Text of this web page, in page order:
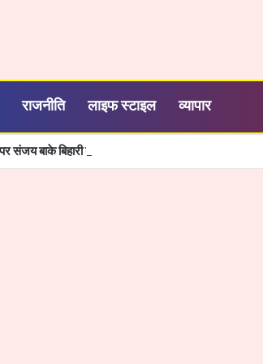
राजनीति लाइफ स्टाइल व्यापार
संजय बाके बिहारी ढाबा मे डीजल चोरी का खेल बेनकाब, पुलिस